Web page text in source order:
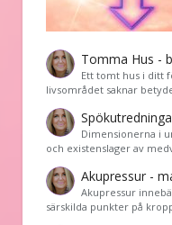
Tomma Hus -
Ett tomt hus i ditt
livsområdet saknar
Dimensionerna i
och existenslager av
Akupressur -
Akupressur
särskilda punkter på